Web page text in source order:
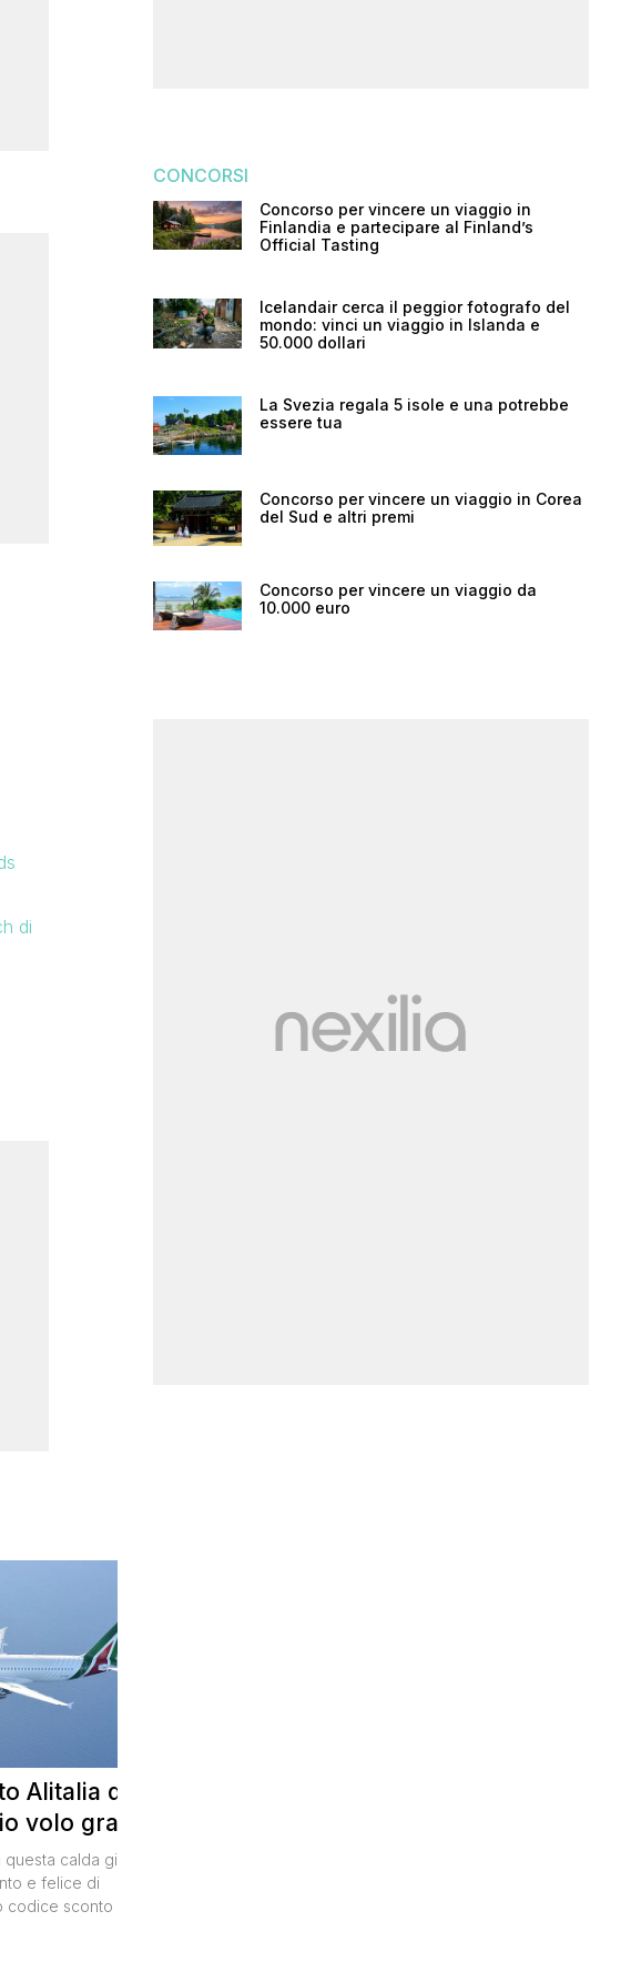
di
Alitalia del
volo gratis
calda giornata
e felice di
sconto Alitalia
e l’Europa. Vediamo
CONCORSI
Concorso per vincere un viaggio in
Finlandia e partecipare al Finland’s
Official Tasting
Icelandair cerca il peggior fotografo del
mondo: vinci un viaggio in Islanda e
50.000 dollari
La Svezia regala 5 isole e una potrebbe
essere tua
Concorso per vincere un viaggio in Corea
del Sud e altri premi
Concorso per vincere un viaggio da
10.000 euro